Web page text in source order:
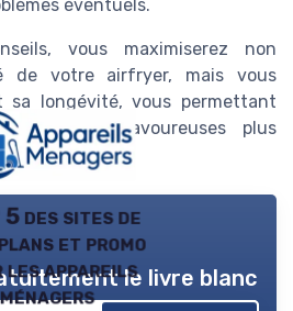
éventuels.
vous maximiserez non
de votre airfryer, mais vous
sa longévité, vous permettant
recettes savoureuses plus
des sites de
et promo
les appareils
ménagers
le livre blanc